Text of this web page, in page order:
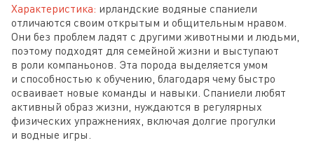
Характеристика: ирландские водяные спаниели
отличаются своим открытым и общительным нравом.
Они без проблем ладят с другими животными и людьми,
поэтому подходят для семейной жизни и выступают
в роли компаньонов. Эта порода выделяется умом
и способностью к обучению, благодаря чему быстро
осваивает новые команды и навыки. Спаниели любят
активный образ жизни, нуждаются в регулярных
физических упражнениях, включая долгие прогулки
и водные игры.